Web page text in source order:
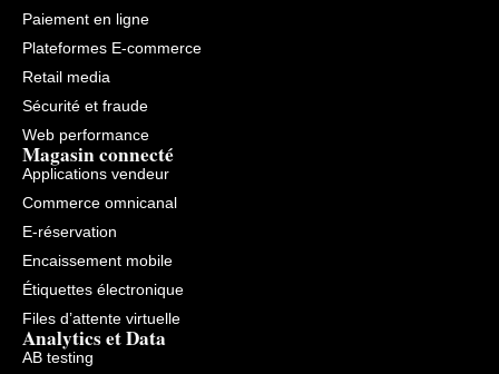
Paiement en ligne
Plateformes E-commerce
Retail media
Sécurité et fraude
Web performance
Magasin connecté
Applications vendeur
Commerce omnicanal
E-réservation
Encaissement mobile
Étiquettes électronique
Files d’attente virtuelle
Analytics et Data
AB testing